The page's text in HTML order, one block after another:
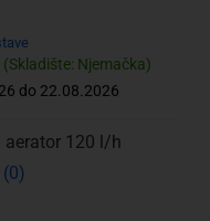
Njemačka)
do 22.08.2026
aerator 120 l/h
(0)